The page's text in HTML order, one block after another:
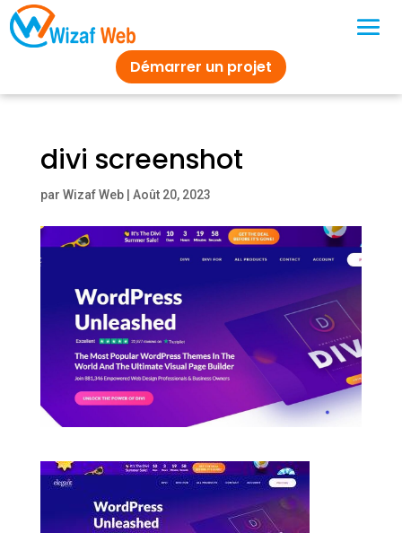
Démarrer un projet
divi screenshot
par Wizaf Web| Août 20, 2023